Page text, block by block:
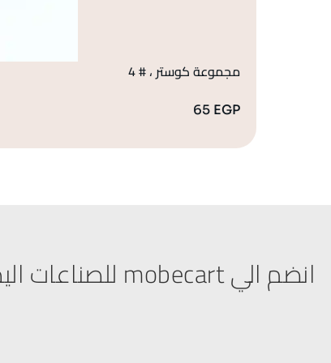
مجموعة كوستر ، # 4
65 EGP
انضم الي mobecart للصناعات اليدوية